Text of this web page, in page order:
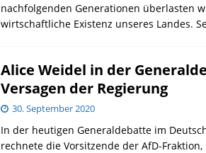
nachfolgenden Generationen überlasten
wirtschaftliche Existenz unseres Landes.
Alice Weidel in der
Versagen der Regierung
30. September 2020
In der heutigen Generaldebatte im
rechnete die Vorsitzende der AfD-Fraktion,